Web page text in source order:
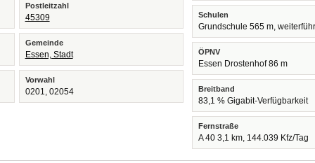
Postleitzahl
45309
Gemeinde
Essen, Stadt
Vorwahl
0201, 02054
Schulen
Grundschule 565 m,
ÖPNV
Essen Drostenhof 86 m
Breitband
83,1 % Gigabit-Verfügbarkeit
Fernstraße
A 40 3,1 km, 144.039 Kfz/Tag